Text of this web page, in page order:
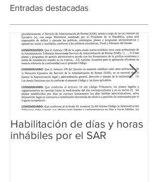
Entradas destacadas
Habilitación de días y horas
inhábiles por el SAR